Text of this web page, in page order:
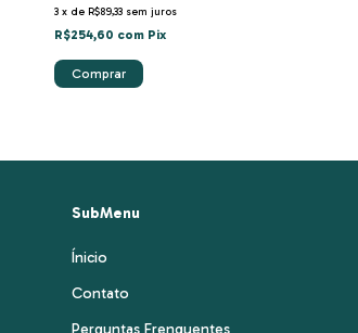
3 x de R$89,33 sem juros
R$254,60 com Pix
Comprar
SubMenu
Ínicio
Contato
Perguntas Frenquentes